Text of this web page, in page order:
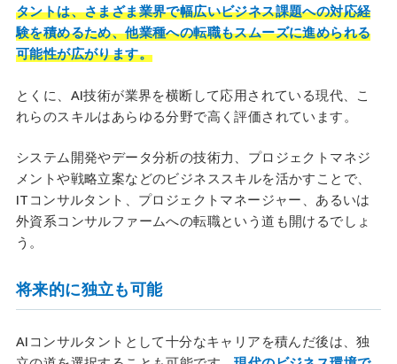
タントは、さまざま業界で幅広いビジネス課題への対応経
験を積めるため、他業種への転職もスムーズに進められる
可能性が広がります。
とくに、AI技術が業界を横断して応用されている現代、こ
れらのスキルはあらゆる分野で高く評価されています。
システム開発やデータ分析の技術力、プロジェクトマネジ
メントや戦略立案などのビジネススキルを活かすことで、
ITコンサルタント、プロジェクトマネージャー、あるいは
外資系コンサルファームへの転職という道も開けるでしょ
う。
将来的に独立も可能
AIコンサルタントとして十分なキャリアを積んだ後は、独